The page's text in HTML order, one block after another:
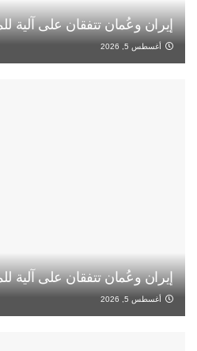
إيران وعُمان تتفقان على
أغسطس 5, 2026
إيران وعُمان تتفقان على
أغسطس 5, 2026